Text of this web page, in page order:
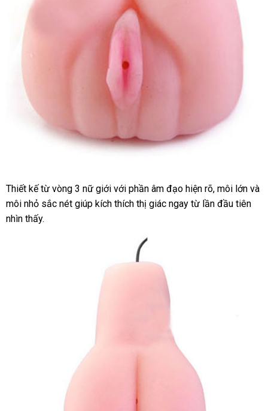
Âm
đạo
rung
Thiết kế từ vòng 3 nữ giới với phần âm đạo hiện rõ, môi lớn và
môi nhỏ sắc nét giúp kích thích thị giác ngay từ lần đầu tiên
nhìn thấy.